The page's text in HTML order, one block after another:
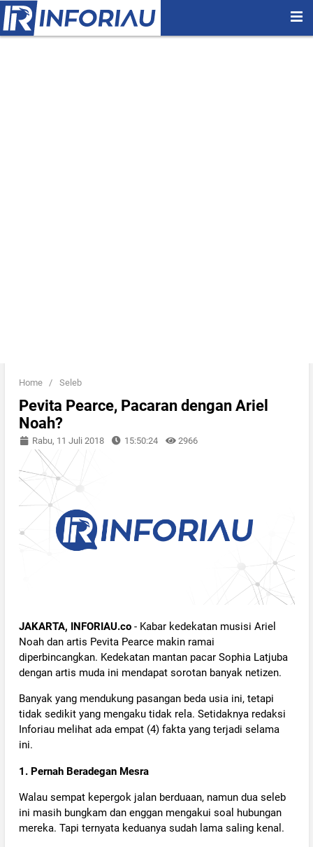
Home / Seleb
Pevita Pearce, Pacaran dengan Ariel
Noah?
Rabu, 11 Juli 2018 15:50:24 2966
JAKARTA, INFORIAU.co- Kabar kedekatan musisi Ariel
Noah dan artis Pevita Pearce makin ramai
diperbincangkan. Kedekatan mantan pacar Sophia Latjuba
dengan artis muda ini mendapat sorotan banyak netizen.
Banyak yang mendukung pasangan beda usia ini, tetapi
tidak sedikit yang mengaku tidak rela. Setidaknya redaksi
Inforiau melihat ada empat (4) fakta yang terjadi selama
ini.
1. Pernah Beradegan Mesra
Walau sempat kepergok jalan berduaan, namun dua seleb
ini masih bungkam dan enggan mengakui soal hubungan
mereka. Tapi ternyata keduanya sudah lama saling kenal.